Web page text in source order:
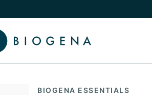
BIOGENA ESSENTIALS